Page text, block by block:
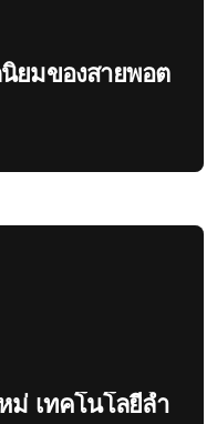
นิยมของสายพอต
ม่ เทคโนโลยีล้ำ